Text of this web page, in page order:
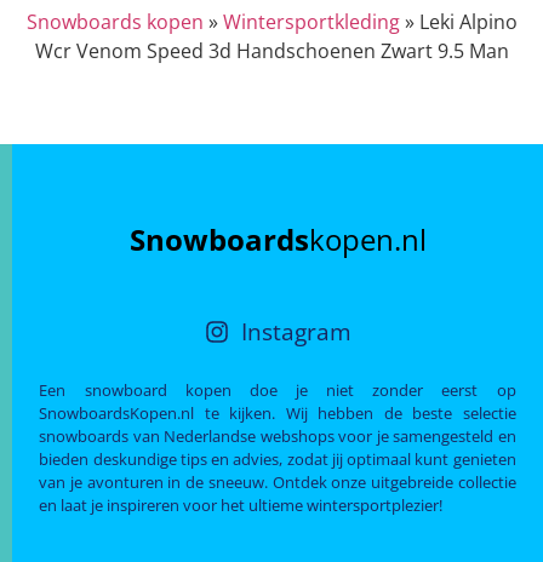
Snowboards kopen »Wintersportkleding» Leki Alpino
Wcr Venom Speed 3d Handschoenen Zwart 9.5 Man
Snowboardskopen.nl
Instagram
Een snowboard kopen doe je niet zonder eerst op
SnowboardsKopen.nl te kijken. Wij hebben de beste selectie
snowboards van Nederlandse webshops voor je samengesteld en
bieden deskundige tips en advies, zodat jij optimaal kunt genieten
van je avonturen in de sneeuw. Ontdek onze uitgebreide collectie
en laat je inspireren voor het ultieme wintersportplezier!